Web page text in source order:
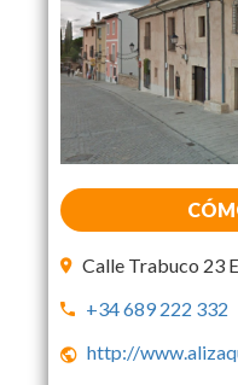
Calle Trabuco 23
+34 689 222 332
http://